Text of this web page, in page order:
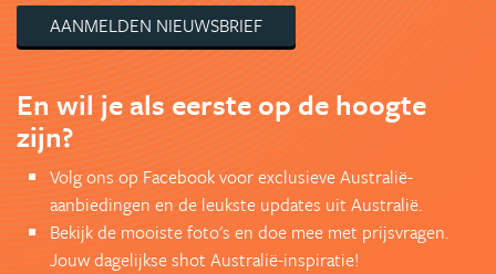
AANMELDEN NIEUWSBRIEF
En wil je als eerste op de hoogte
zijn?
Volg ons op Facebook voor exclusieve Australië-
aanbiedingen en de leukste updates uit Australië.
Bekijk de mooiste foto's en doe mee met prijsvragen.
Jouw dagelijkse shot Australië-inspiratie!